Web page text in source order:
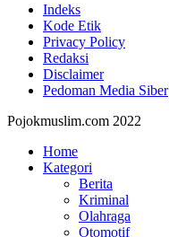
Indeks
Kode Etik
Privacy Policy
Redaksi
Disclaimer
Pedoman Media Siber
Pojokmuslim.com 2022
Home
Kategori
Berita
Kriminal
Olahraga
Otomotif